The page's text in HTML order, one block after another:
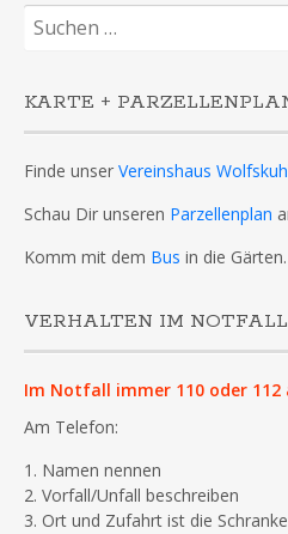
Suchen
nach:
KARTE +
Finde unser Vereinshaus
Schau Dir unseren Parzellenplan
Komm mit dem Bus in die Gärten.
VERHALTEN IM NOTFALL
Im Notfall immer 110 oder 112
Am Telefon:
1. Namen nennen
2. Vorfall/Unfall beschreiben
3. Ort und Zufahrt ist die